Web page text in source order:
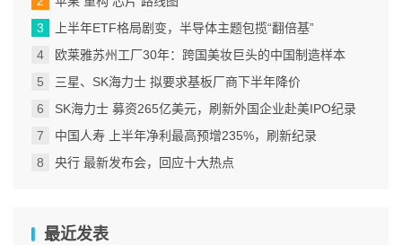
上半年ETF格局剧变，半导体主题包揽“翻倍基”
欧莱雅苏州工厂30年：跨国美妆巨头的中国制造样本
三星、SK海力士 拟要求基板厂商下半年降价
SK海力士 募资265亿美元，刷新外国企业赴美IPO纪录
中国人寿 上半年净利最高预增235%，刷新纪录
央行 最新发布会，回应十大热点
最近发表